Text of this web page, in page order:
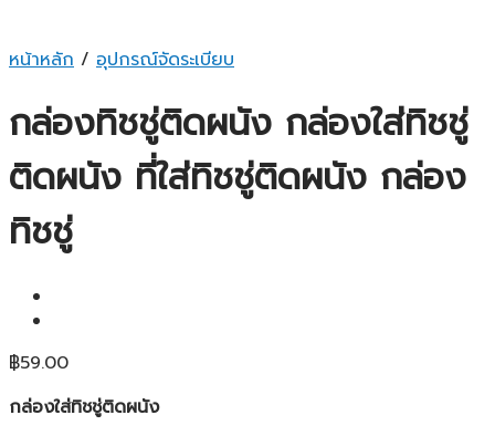
หน้าหลัก / อุปกรณ์จัดระเบียบ
กล่องทิชชู่ติดผนัง กล่องใส่ทิชชู่
ติดผนัง ที่ใส่ทิชชู่ติดผนัง กล่อง
ทิชชู่
฿59.00
กล่องใส่ทิชชู่ติดผนัง